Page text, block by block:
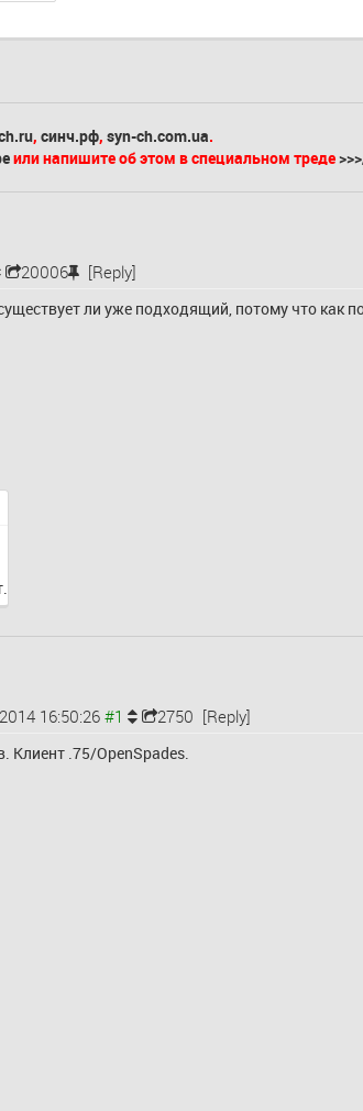
, синч.рф, syn-ch.com.ua.
или напишите об этом в специальном треде
20006 [Reply]
ли уже подходящий, потому что как
16:50:26 2750 [Reply]
Клиент .75/OpenSpades.